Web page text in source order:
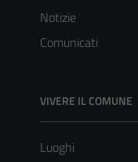
Notizie
Comunicati
VIVERE IL COMUNE
Luoghi